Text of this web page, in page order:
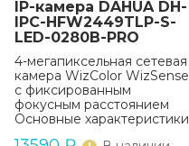
IP-камера DAHUA DH-
IPC-HFW2449TLP-S-
LED-0280B-PRO
4-мегапиксельная сетевая
камера WizColor WizSense
с фиксированным
фокусным расстоянием
Основные характеристики